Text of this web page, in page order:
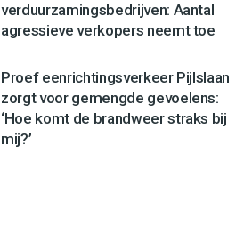
verduurzamingsbedrijven: Aantal
agressieve verkopers neemt toe
Proef eenrichtingsverkeer Pijlslaan
zorgt voor gemengde gevoelens:
‘Hoe komt de brandweer straks bij
mij?’